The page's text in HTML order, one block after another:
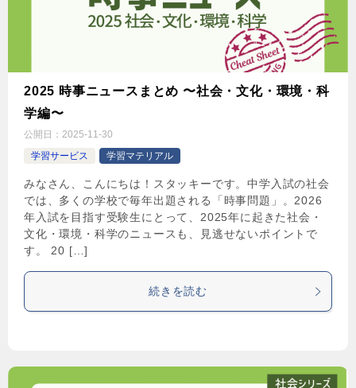
2025 時事ニュースまとめ 〜社会・文化・環境・科
学編〜
公開日： 2025-11-30
学習サービス
学習マテリアル
みなさん、こんにちは！スタッキーです。中学入試の社会
では、多くの学校で毎年出題される「時事問題」。2026
年入試を目指す受験生にとって、2025年に起きた社会・
文化・環境・科学のニュースも、見逃せないポイントで
す。 20 […]
続きを読む